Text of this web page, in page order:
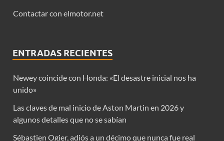
Contactar con elmotor.net
ENTRADAS RECIENTES
Newey coincide con Honda: «El desastre inicial nos ha
unido»
Las claves de mal inicio de Aston Martin en 2026 y
algunos detalles que no se sabían
Sébastien Ogier, adiós a un décimo que nunca fue real